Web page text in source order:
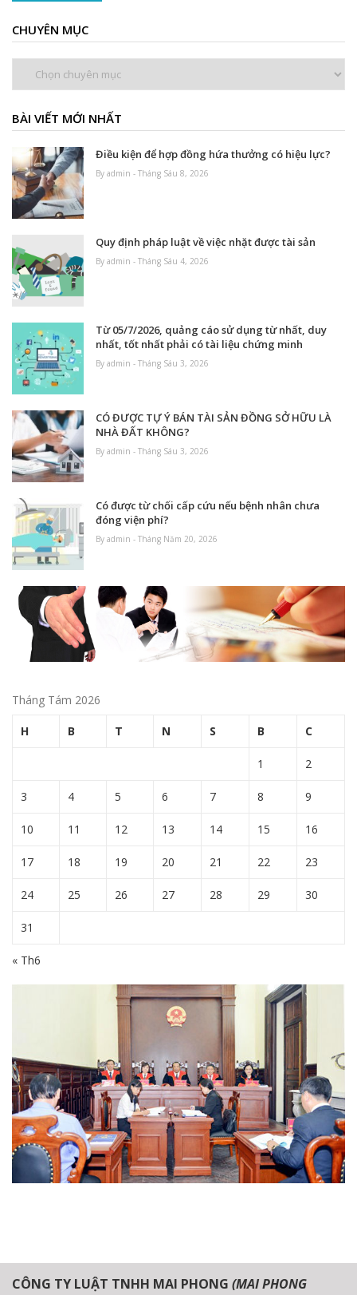
CHUYÊN MỤC
BÀI VIẾT MỚI NHẤT
Điều kiện để hợp đồng hứa thưởng có hiệu lực?
By admin - Tháng Sáu 8, 2026
Quy định pháp luật về việc nhặt được tài sản
By admin - Tháng Sáu 4, 2026
Từ 05/7/2026, quảng cáo sử dụng từ nhất, duy
nhất, tốt nhất phải có tài liệu chứng minh
By admin - Tháng Sáu 3, 2026
CÓ ĐƯỢC TỰ Ý BÁN TÀI SẢN ĐỒNG SỞ HỮU LÀ
NHÀ ĐẤT KHÔNG?
By admin - Tháng Sáu 3, 2026
Có được từ chối cấp cứu nếu bệnh nhân chưa
đóng viện phí?
By admin - Tháng Năm 20, 2026
Tháng Tám 2026
H B T N S B C
1 2
3 4 5 6 7 8 9
10 11 12 13 14 15 16
17 18 19 20 21 22 23
24 25 26 27 28 29 30
31
« Th6
CÔNG TY LUẬT TNHH MAI PHONG (MAI PHONG